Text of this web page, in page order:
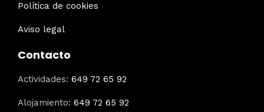
Política de cookies
Aviso legal
Contacto
Actividades: 649 72 65 92
Alojamiento: 649 72 65 92